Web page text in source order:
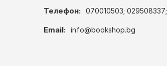
Телефон: 070010503; 029508337;
Email: info@bookshop.bg